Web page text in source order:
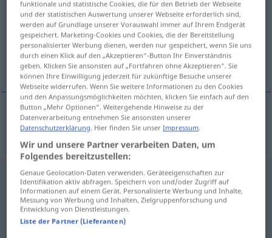
Übersicht aller Übersetzungen
(Für mehr Details die Übersetzung anklicken/antippen)
acero colado, fundición de acero
aceromcolado,fundiciónfdeacero Stahlguss
funktionale und statistische Cookies, die für den Betrieb der Webseite
und der statistischen Auswertung unserer Webseite erforderlich sind,
werden auf Grundlage unserer Vorauswahl immer auf Ihrem Endgerät
gespeichert. Marketing-Cookies und Cookies, die der Bereitstellung
personalisierter Werbung dienen, werden nur gespeichert, wenn Sie uns
durch einen Klick auf den „Akzeptieren“-Button Ihr Einverständnis
geben. Klicken Sie ansonsten auf „Fortfahren ohne Akzeptieren“. Sie
können Ihre Einwilligung jederzeit für zukünftige Besuche unserer
Webseite widerrufen. Wenn Sie weitere Informationen zu den Cookies
und den Anpassungsmöglichkeiten möchten, klicken Sie einfach auf den
Button „Mehr Optionen“. Weitergehende Hinweise zu der
Datenverarbeitung entnehmen Sie ansonsten unserer
Datenschutzerklärung. Hier finden Sie unserImpressum.
Wir und unsere Partner verarbeiten Daten, um
Folgendes bereitzustellen:
Genaue Geolocation-Daten verwenden. Geräteeigenschaften zur
Identifikation aktiv abfragen. Speichern von und/oder Zugriff auf
Informationen auf einem Gerät. Personalisierte Werbung und Inhalte,
Messung von Werbung und Inhalten, Zielgruppenforschung und
Entwicklung von Dienstleistungen.
Liste der Partner (Lieferanten)